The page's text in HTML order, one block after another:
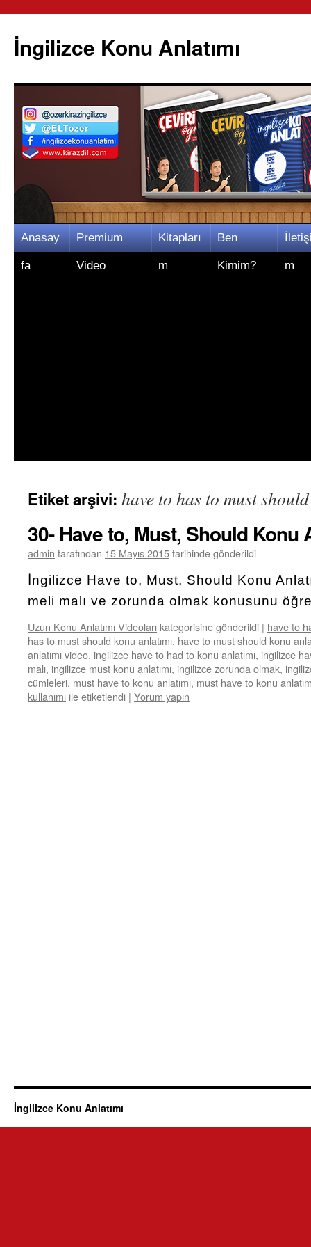
İngilizce Konu Anlatımı
İçeriğe
atla
Anasay
fa
Premium
Video
Kitapları
m
Ben
Kimim? m
Etiket arşivi: have to has to must
30- Have to, Must, Should Konu
admin tarafından 15 Mayıs 2015tarihinde gönderildi
İngilizce Have to, Must, Should Konu
meli malı ve zorunda olmak konusunu
Uzun Konu Anlatımı Videoları kategorisine gönderildi | have to
has to must should konu anlatımı, have to must should konu
anlatımı video, ingilizce have to had to konu anlatımı, ingilizce
malı, ingilizce must konu anlatımı, ingilizce zorunda olmak,
cümleleri, must have to konu anlatımı, must have to konu
kullanımı ile etiketlendi | Yorum yapın
İngilizce Konu Anlatımı